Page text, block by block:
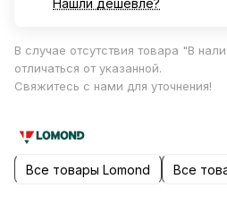
Нашли дешевле?
В случае отсутствия товара "В
отличаться от указанной.
Свяжитесь с нами для уточнения!
Все товары Lomond Все